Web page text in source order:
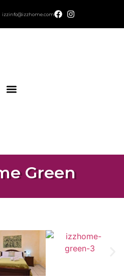
izzinfo@izzhome.com
Green